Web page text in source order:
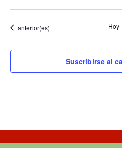
Eventos
anterior(es) Hoy
Suscribirse al